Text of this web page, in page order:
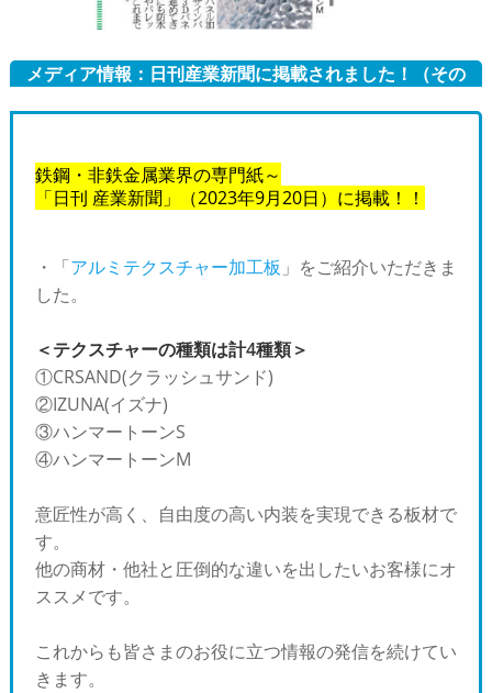
メディア情報：日刊産業新聞に掲載されました！（その
鉄鋼・非鉄金属業界の専門紙～
「日刊 産業新聞」（2023年9月20日）に掲載！！
・「アルミテクスチャー加工板 」をご紹介いただきま
した。
＜テクスチャーの種類は計4種類＞
①CRSAND(クラッシュサンド)
②IZUNA(イズナ)
③ハンマートーンS
④ハンマートーンM
意匠性が高く、自由度の高い内装を実現できる板材で
す。
他の商材・他社と圧倒的な違いを出したいお客様にオ
ススメです。
これからも皆さまのお役に立つ情報の発信を続けてい
きます。